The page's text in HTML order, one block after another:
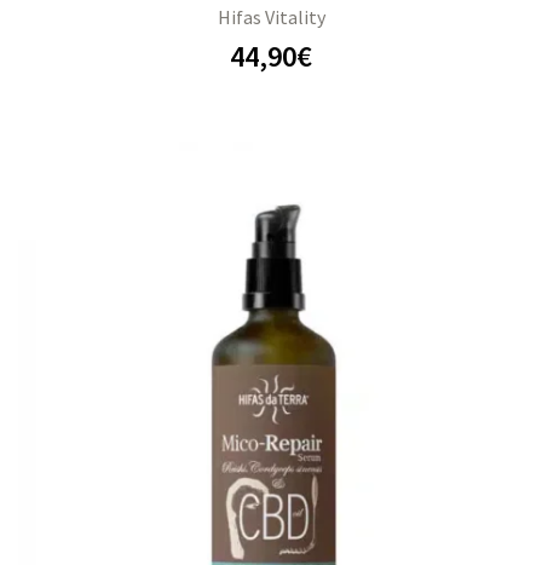
Hifas Vitality
44,90€